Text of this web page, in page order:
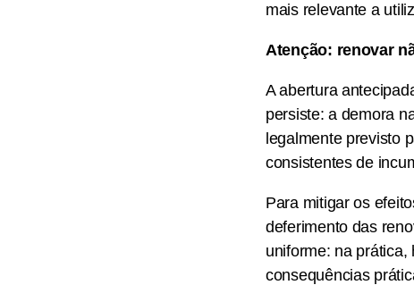
mais relevante a
Atenção: renovar
A abertura
persiste: a demora
legalmente previsto
consistentes de
Para mitigar os
deferimento das
uniforme: na
consequências